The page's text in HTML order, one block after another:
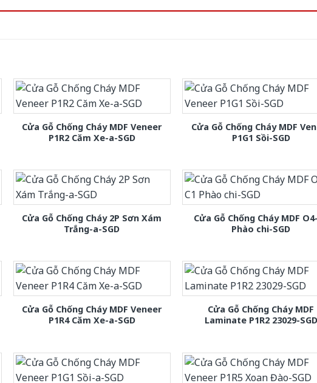
Cửa Gỗ Chống Cháy MDF Veneer
P1R2 Căm Xe-a-SGD
Cửa Gỗ Chống Cháy MDF
P1G1 Sồi-SGD
Cửa Gỗ Chống Cháy 2P Sơn Xám
Trắng-a-SGD
Cửa Gỗ Chống Cháy MDF
Phào chi-SGD
Cửa Gỗ Chống Cháy MDF Veneer
P1R4 Căm Xe-a-SGD
Cửa Gỗ Chống Cháy MDF
Laminate P1R2 23029-SGD